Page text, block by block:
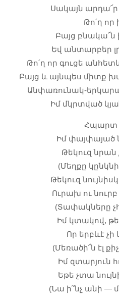
Սակայն արդա՜ր
Թո՛ղ որ
Բայց բնակա՜ն
Եվ անտարբեր
Թո՛ղ որ գուցե
Բայց և այնպես միտք
Անփառունակ-
Իմ մկրտված
Հպարտ
Իմ
Թեկուզ նրան
(Մեղքը
Թեկուզ
Ուրախ ու
(Տափակները
Իմ կտակով,
Որ երբևէ
(Մեռածի՜ն էլ
Իմ զտարյուն
Եթե չտա
(Նա ի՞նչ անի —